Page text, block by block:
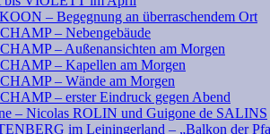
– Begegnung an überraschendem Ort
– Nebengebäude
– Außenansichten am Morgen
– Kapellen am Morgen
– Wände am Morgen
– erster Eindruck gegen Abend
– Nicolas ROLIN und Guigone de SALINS
im Leiningerland – „Balkon der